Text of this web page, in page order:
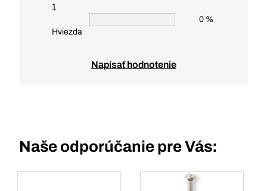
1
Hviezda
0 %
Napísať hodnotenie
Naše odporúčanie pre Vás: